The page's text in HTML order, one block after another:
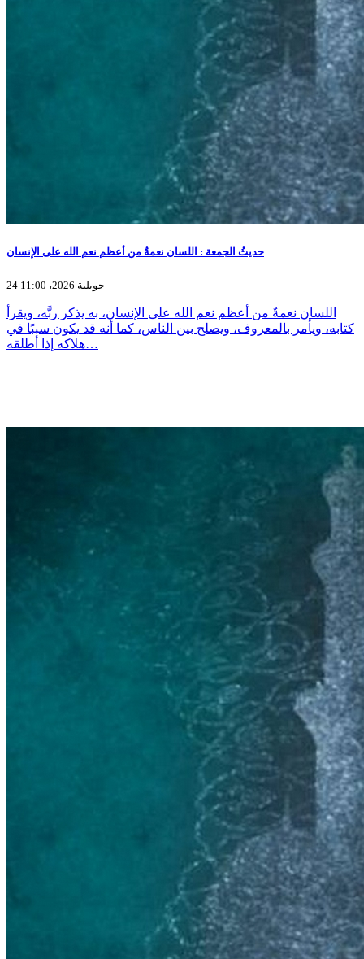
حديثُ الجمعة : اللسان نعمةٌ من أعظم نعم الله على الإنسان
24 جويلية 2026، 11:00
اللسان نعمةٌ من أعظم نعم الله على الإنسان، به يذكر ربَّه، ويقرأ
كتابه، ويأمر بالمعروف، ويصلح بين الناس، كما أنه قد يكون سببًا في
هلاكه إذا أطلقه…